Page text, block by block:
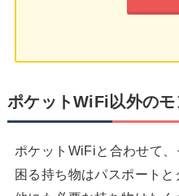
ポケットWiFi以外の
ポケットWiFiと合わせて
困る持ち物はパスポート